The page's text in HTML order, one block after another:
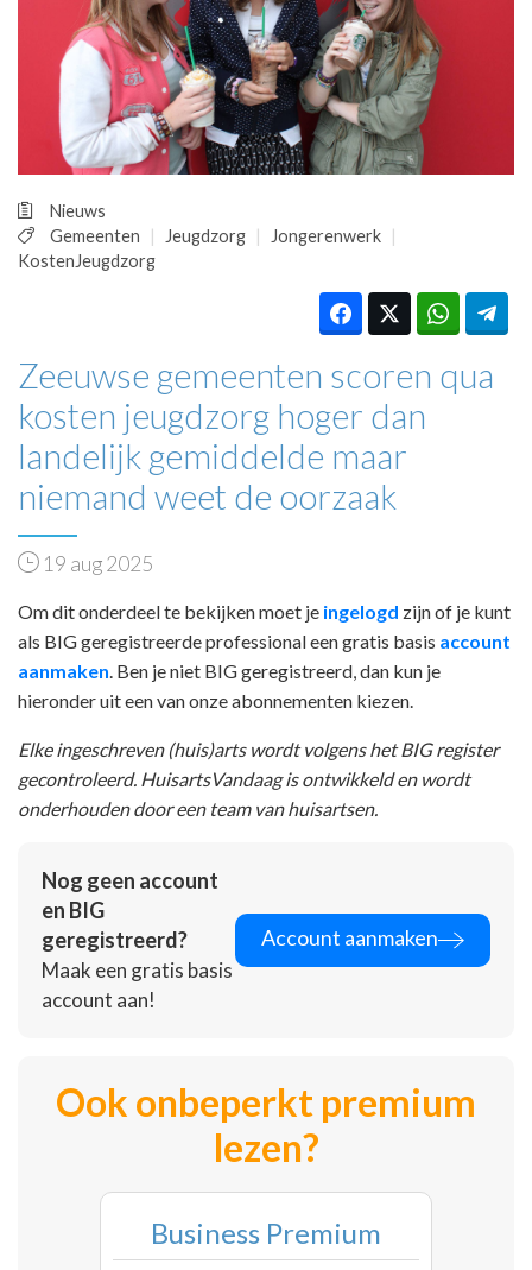
PRAKTIJKZAKEN
TARIEVEN
VPHUISARTSEN
MEDISCHE VAKHANDEL
INLOGGEN
Nieuws
Gemeenten
Jeugdzorg
Jongerenwerk
KostenJeugdzorg
Zeeuwse gemeenten scoren qua
kosten jeugdzorg hoger dan
landelijk gemiddelde maar
niemand weet de oorzaak
19 aug 2025
Om dit onderdeel te bekijken moet je ingelogd zijn of je kunt
als BIG geregistreerde professional een gratis basis account
aanmaken . Ben je niet BIG geregistreerd, dan kun je
hieronder uit een van onze abonnementen kiezen.
Elke ingeschreven (huis)arts wordt volgens het BIG register
gecontroleerd. HuisartsVandaag is ontwikkeld en wordt
onderhouden door een team van huisartsen.
Nog geen account
en BIG
geregistreerd?
Maak een gratis basis
account aan!
Account aanmaken
Ook onbeperkt premium
lezen?
Business Premium